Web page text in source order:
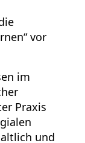
vor
im
Praxis
und